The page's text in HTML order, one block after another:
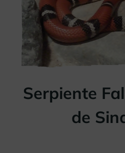
Serpiente
de